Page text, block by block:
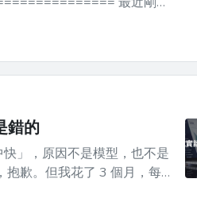
能力，剛好就看到了
錯的
」，原因不是模型，也不是
+ Supabase + Swift 原